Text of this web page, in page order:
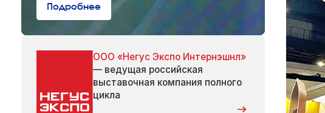
Подробнее
ООО «Негус Экспо Интернэшнл»
— ведущая российская
выставочная компания полного
цикла